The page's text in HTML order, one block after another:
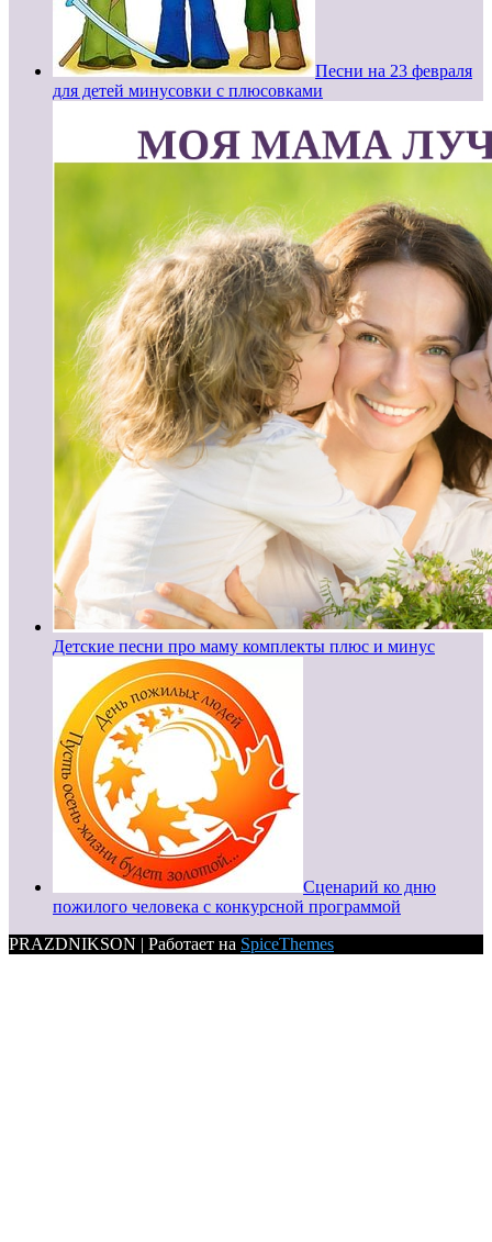
Песни на 23 февраля
для детей минусовки с плюсовками
Детские песни про маму комплекты плюс и минус
Сценарий ко дню
пожилого человека с конкурсной программой
PRAZDNIKSON | Работает на SpiceThemes